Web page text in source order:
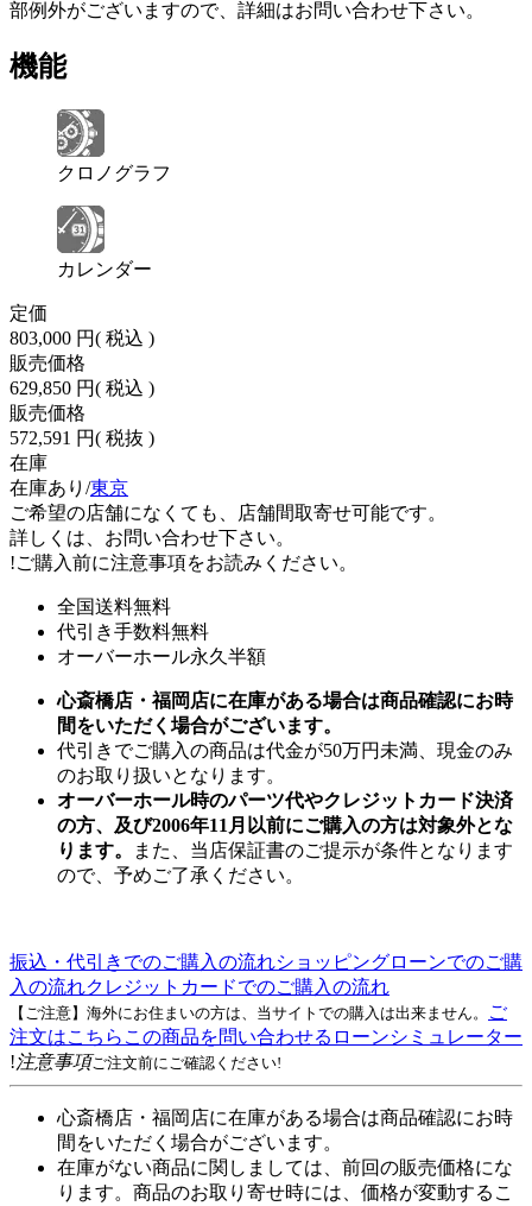
部例外がございますので、詳細はお問い合わせ下さい。
機能
クロノグラフ
カレンダー
定価
803,000 円( 税込 )
販売価格
629,850 円( 税込 )
販売価格
572,591 円( 税抜 )
在庫
在庫あり/東京
ご希望の店舗になくても、店舗間取寄せ可能です。
詳しくは、お問い合わせ下さい。
!ご購入前に注意事項をお読みください。
全国送料無料
代引き手数料無料
オーバーホール永久半額
心斎橋店・福岡店に在庫がある場合は商品確認にお時
間をいただく場合がございます。
代引きでご購入の商品は代金が50万円未満、現金のみ
のお取り扱いとなります。
オーバーホール時のパーツ代やクレジットカード決済
の方、及び2006年11月以前にご購入の方は対象外とな
ります。
また、当店保証書のご提示が条件となります
ので、予めご了承ください。
振込・代引きでのご購入の流れショッピングローンでのご購
入の流れクレジットカードでのご購入の流れ
【ご注意】海外にお住まいの方は、当サイトでの購入は出来ません。
ご
注文はこちら この商品を問い合わせる ローンシミュレーター
!注意事項ご注文前にご確認ください!
心斎橋店・福岡店に在庫がある場合は商品確認にお時
間をいただく場合がございます。
在庫がない商品に関しましては、前回の販売価格にな
ります。商品のお取り寄せ時には、価格が変動するこ